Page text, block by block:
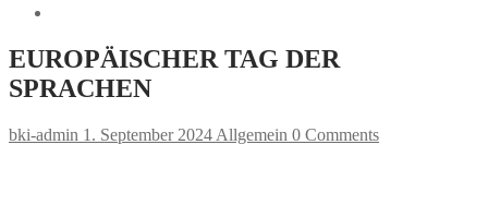
EUROPÄISCHER TAG DER
SPRACHEN
bki-admin 1. September 2024 Allgemein 0 Comments